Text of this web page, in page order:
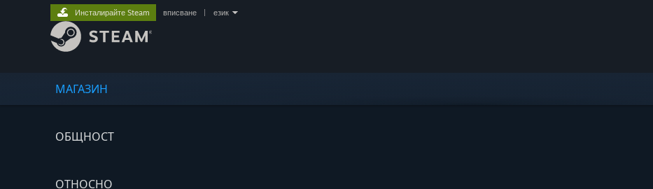
МАГАЗИН
ОБЩНОСТ
ОТНОСНО
Инсталирайте Steam вписване език